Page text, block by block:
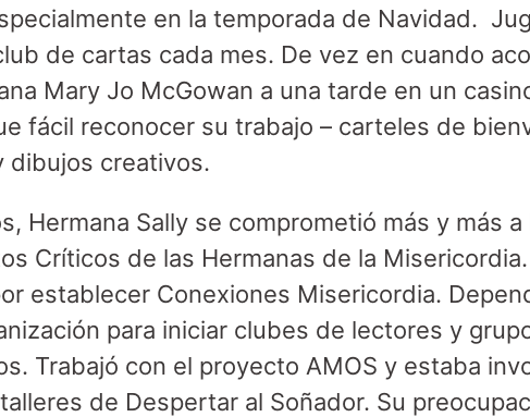
en la temporada de Navidad.
de cartas cada mes. De vez en cuando
Mary Jo McGowan a una tarde en un
fácil reconocer su trabajo – carteles de
dibujos creativos.
Hermana Sally se comprometió más y más a
Críticos de las Hermanas de la
establecer Conexiones Misericordia.
para iniciar clubes de lectores y
Trabajó con el proyecto AMOS y estaba
de Despertar al Soñador. Su